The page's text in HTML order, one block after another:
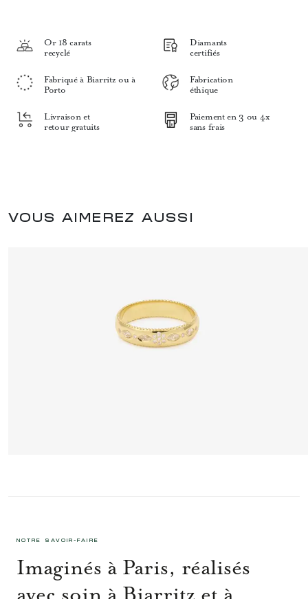
Or 18 carats
recyclé
Diamants
certifiés
Fabriqué à Biarritz ou à
Porto
Fabrication
éthique
Livraison et
retour gratuits
Paiement en 3 ou 4x
sans frais
VOUS AIMEREZ AUSSI
NOTRE SAVOIR-FAIRE
Imaginés à Paris, réalisés